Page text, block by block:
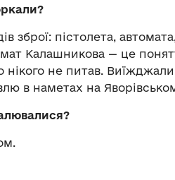
зброї: пістолета,
Калашникова — це
не питав. Виїжджали
в наметах на